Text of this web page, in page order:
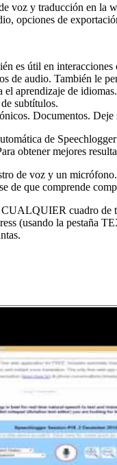
voz y traducción en la
opciones de
es útil en interacciones
de audio. También le
el aprendizaje de idiomas.
subtítulos.
Documentos. Deje
de
obtener mejores
de voz y un
de que comprende
cuadro
(usando la pestaña